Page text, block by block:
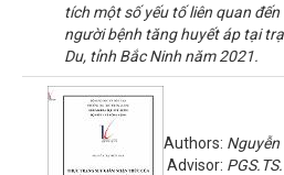
tích một số yếu tố liên quan
người bệnh tăng huyết áp tại
Du, tỉnh Bắc Ninh năm 2021.
Authors: Nguyễn
Advisor: